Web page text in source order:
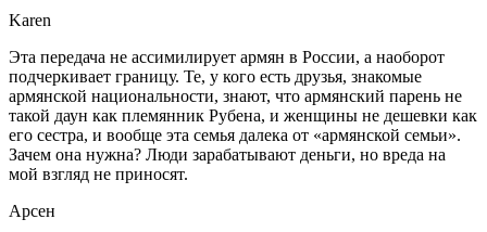
Karen
Эта передача не ассимилирует армян в России, а наоборот
подчеркивает границу. Те, у кого есть друзья, знакомые
армянской национальности, знают, что армянский парень не
такой даун как племянник Рубена, и женщины не дешевки как
его сестра, и вообще эта семья далека от «армянской семьи».
Зачем она нужна? Люди зарабатывают деньги, но вреда на
мой взгляд не приносят.
Арсен